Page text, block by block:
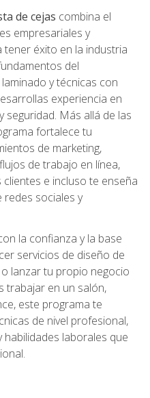
de cejas combina el
empresariales y
éxito en la industria
del
y técnicas con
experiencia en
seguridad. Más allá de las
fortalece tu
de marketing,
de trabajo en línea,
e incluso te enseña
sociales y
la confianza y la base
servicios de diseño de
lanzar tu propio negocio
trabajar en un salón,
este programa te
de nivel profesional,
laborales que